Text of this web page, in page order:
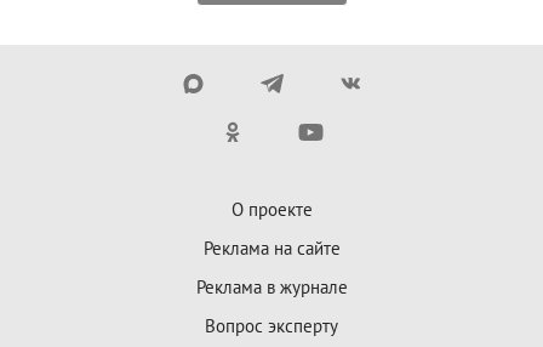
О проекте
Реклама на сайте
Реклама в журнале
Вопрос эксперту